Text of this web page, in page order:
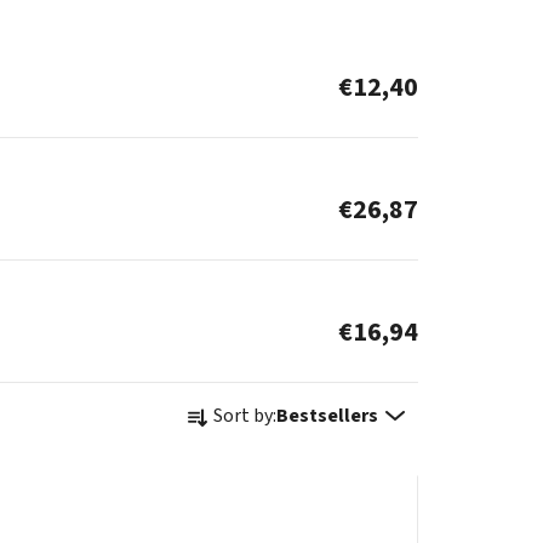
€12,40
€26,87
€16,94
P Sort by:Bestsellers